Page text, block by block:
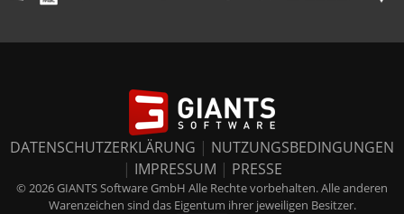
DATENSCHUTZERKLÄRUNG | NUTZUNGSBEDINGUNGEN
| IMPRESSUM | PRESSE
© 2026 GIANTS Software GmbH Alle Rechte vorbehalten. Alle anderen
Warenzeichen sind das Eigentum ihrer jeweiligen Besitzer.